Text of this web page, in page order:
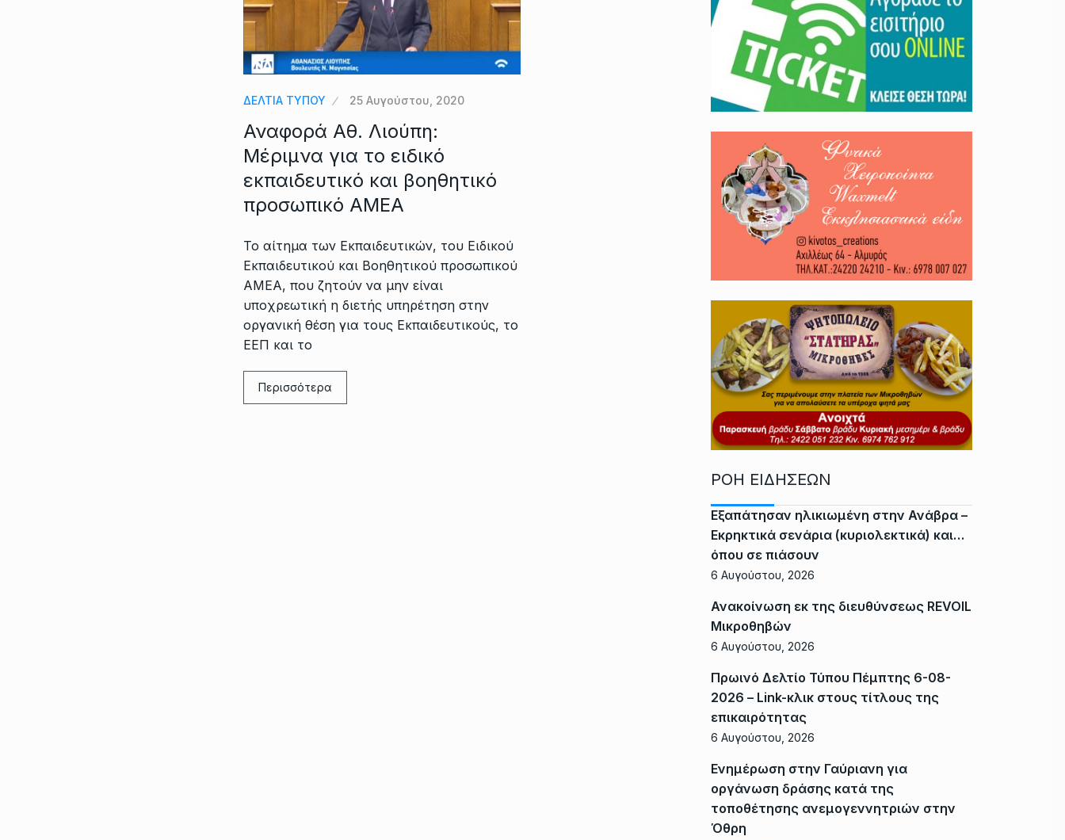
ΔΕΛΤΙΑ ΤΥΠΟΥ 25 Αυγούστου, 2020
Αναφορά Αθ. Λιούπη:
Μέριμνα για το ειδικό
εκπαιδευτικό και βοηθητικό
προσωπικό ΑΜΕΑ
Το αίτημα των Εκπαιδευτικών, του Ειδικού
Εκπαιδευτικού και Βοηθητικού προσωπικού
ΑΜΕΑ, που ζητούν να μην είναι
υποχρεωτική η διετής υπηρέτηση στην
οργανική θέση για τους Εκπαιδευτικούς, το
ΕΕΠ και το
Περισσότερα
ΡΟΗ ΕΙΔΗΣΕΩΝ
Εξαπάτησαν ηλικιωμένη στην Ανάβρα –
Εκρηκτικά σενάρια (κυριολεκτικά) και…
όπου σε πιάσουν
6 Αυγούστου, 2026
Ανακοίνωση εκ της διευθύνσεως REVOIL
Μικροθηβών
6 Αυγούστου, 2026
Πρωινό Δελτίο Τύπου Πέμπτης 6-08-
2026 – Link-κλικ στους τίτλους της
επικαιρότητας
6 Αυγούστου, 2026
Ενημέρωση στην Γαύριανη για
οργάνωση δράσης κατά της
τοποθέτησης ανεμογεννητριών στην
Όθρη